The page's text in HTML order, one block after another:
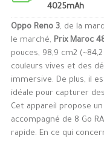
4025mAh
Oppo Reno 3, de la
le marché, Prix Maroc
pouces, 98,9 cm2
couleurs vives et des
immersive. De plus, il
idéale pour capturer
Cet appareil propose
accompagné de 8 Go
rapide. En ce qui